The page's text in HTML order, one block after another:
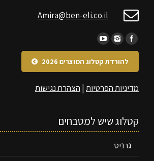
Amira@ben-eli.co.il
להורדת קטלוג המוצרים 2026
מדיניות הפרטיות | הצהרת נגישות
קטלוג שיש למטבחים
גרניט